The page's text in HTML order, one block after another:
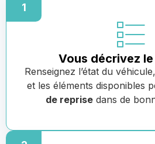
1
Vous décrivez
Renseignez l’état du
et les éléments disponibles
de reprisedans de